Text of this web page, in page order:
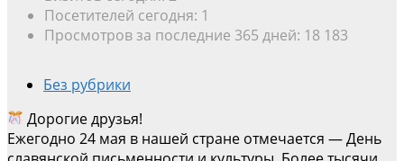
Посетителей сегодня: 1
Просмотров за последние 365 дней: 18 183
Без рубрики
Дорогие друзья!
Ежегодно 24 мая в нашей стране отмечается — День